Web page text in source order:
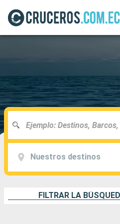
Nuestros destinos
FILTRAR LA